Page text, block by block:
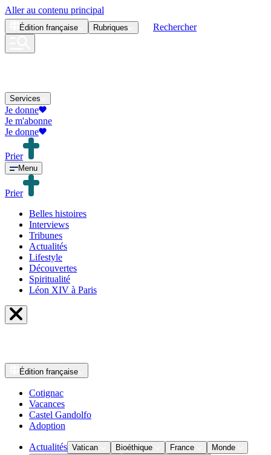
Aller au contenu principal
Édition française Rubriques Rechercher
Services
Je donne
Je m'abonne
Je donne
Prier
Menu
Prier
Belles histoires
Interviews
Tribunes
Actualités
Lifestyle
Découvertes
Spiritualité
Léon XIV à Paris
Édition française
Cotignac
Vacances
Castel Gandolfo
Adoption
Actualités Vatican Bioéthique France
Monde